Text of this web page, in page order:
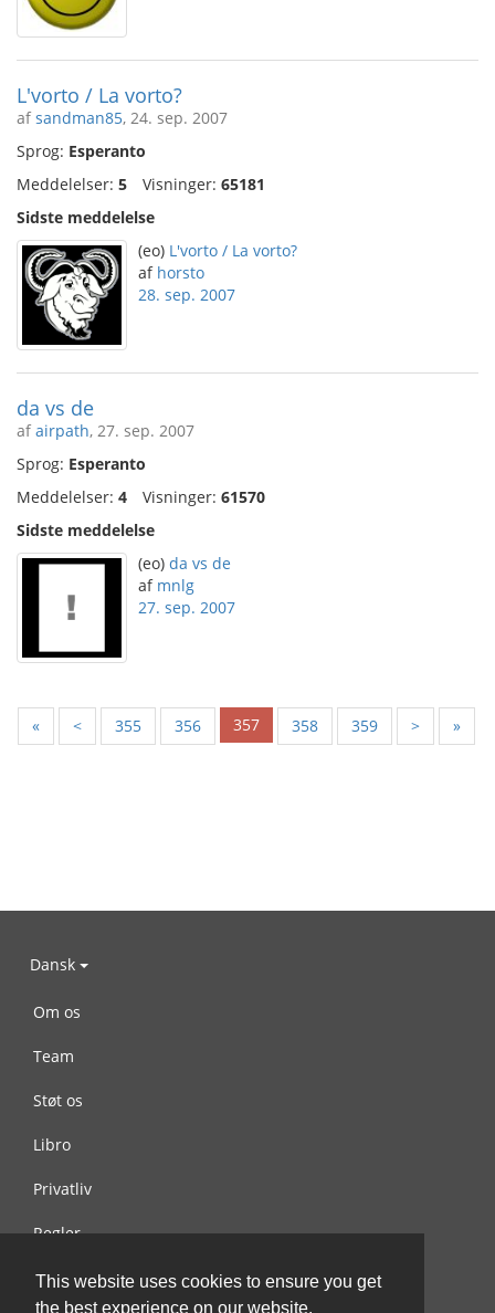
This website uses cookies to ensure you get
the best experience on our website.
L'vorto / La vorto?
afsandman85, 24. sep. 2007
Sprog: Esperanto
Meddelelser: 5 Visninger: 65181
Sidste meddelelse
(eo) L'vorto / La vorto?
af horsto
28. sep. 2007
da vs de
afairpath, 27. sep. 2007
Sprog: Esperanto
Meddelelser: 4 Visninger: 61570
Sidste meddelelse
(eo) da vs de
af mnlg
27. sep. 2007
« < 355 356 357 358 359 > »
Dansk
Om os
Team
Støt os
Libro
Privatliv
Regler
Kontakt os